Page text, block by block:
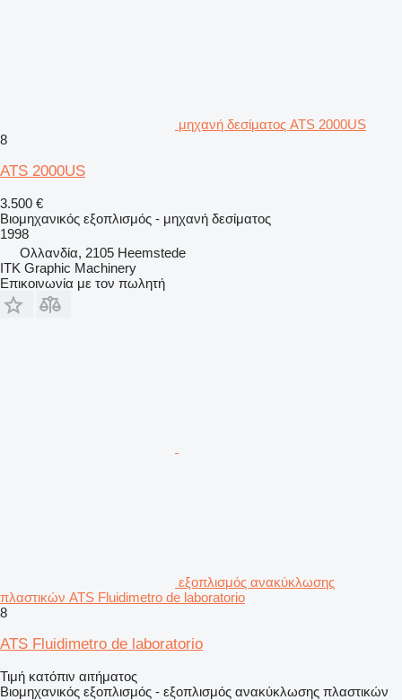
μηχανή δεσίματος ATS 2000US
8
ATS 2000US
3.500 €
Βιομηχανικός εξοπλισμός - μηχανή δεσίματος
1998
Ολλανδία, 2105 Heemstede
ITK Graphic Machinery
Επικοινωνία με τον πωλητή
εξοπλισμός ανακύκλωσης
πλαστικών ATS Fluidimetro de laboratorio
8
ATS Fluidimetro de laboratorio
Τιμή κατόπιν αιτήματος
Βιομηχανικός εξοπλισμός - εξοπλισμός ανακύκλωσης πλαστικών